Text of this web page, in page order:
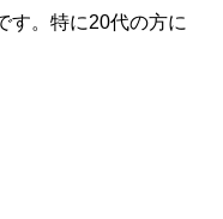
す。特に20代の方に